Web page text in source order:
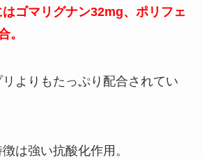
ゴマリグナン32mg、ポリフェ
。
よりもたっぷり配合されてい
は強い抗酸化作用。